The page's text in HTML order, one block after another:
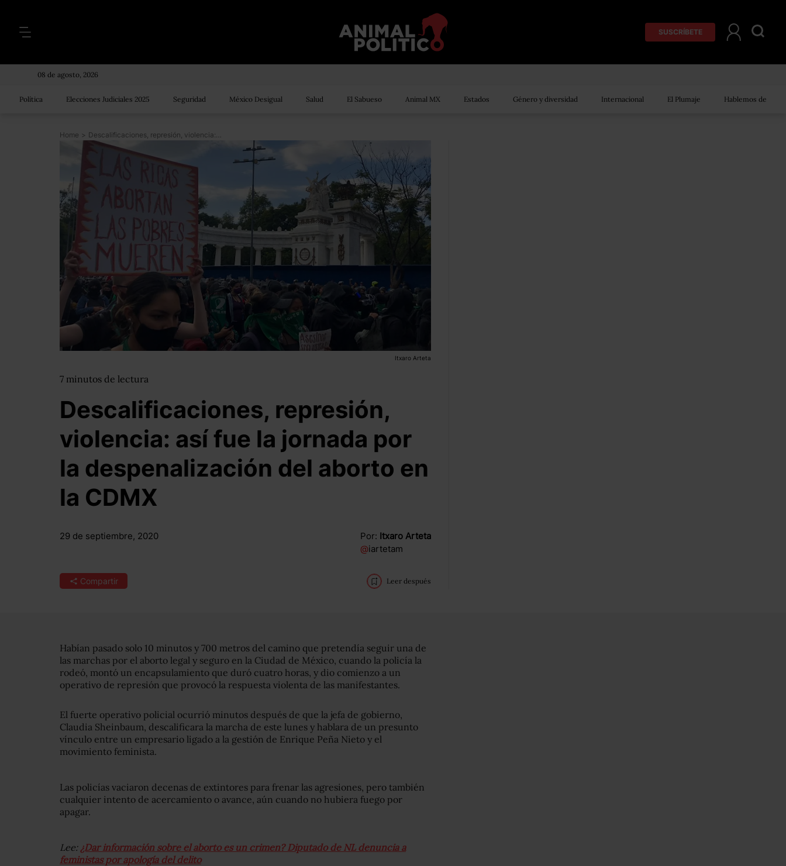
SUSCRÍBETE
08 de agosto, 2026
Política Elecciones Judiciales 2025 Seguridad México Desigual Salud El Sabueso Animal MX Estados Género y diversidad Internacional El Plumaje Hablemos de
Home > Descalificaciones, represión, violencia: así fue la jornada por la despenalización del aborto en la CDMX
Itxaro Arteta
7 minutos de lectura
Descalificaciones, represión,
violencia: así fue la jornada por
la despenalización del aborto en
la CDMX
29 de septiembre, 2020 Por: Itxaro Arteta
@iartetam
Compartir Leer después
Habían pasado solo 10 minutos y 700 metros del camino que pretendía seguir una de
las marchas por el aborto legal y seguro en la Ciudad de México, cuando la policía la
rodeó, montó un encapsulamiento que duró cuatro horas, y dio comienzo a un
operativo de represión que provocó la respuesta violenta de las manifestantes.
El fuerte operativo policial ocurrió minutos después de que la jefa de gobierno,
Claudia Sheinbaum, descalificara la marcha de este lunes y hablara de un presunto
vínculo entre un empresario ligado a la gestión de Enrique Peña Nieto y el
movimiento feminista.
Las policías vaciaron decenas de extintores para frenar las agresiones, pero también
cualquier intento de acercamiento o avance, aún cuando no hubiera fuego por
apagar.
Lee: ¿Dar información sobre el aborto es un crimen? Diputado de NL denuncia a
feministas por apología del delito